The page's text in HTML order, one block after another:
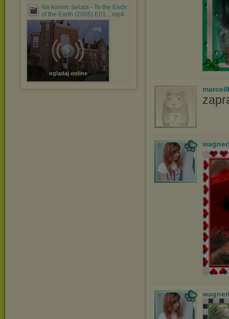
Na koniec świata - To the Ends
of the Earth (2005) E01....mp4
oglądaj online